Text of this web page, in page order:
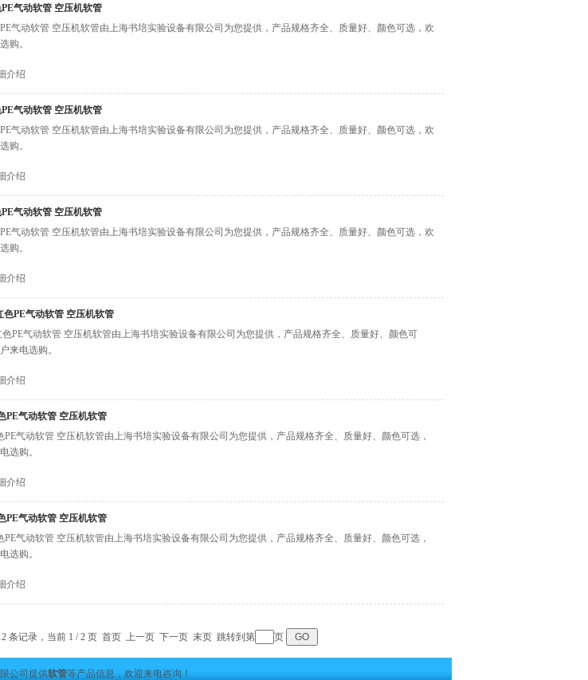
气动软管 空压机软管
气动软管 空压机软管由上海书培实验设备有限公司为您提供，产品规格齐全、质量好、颜色可选，欢
购。
介绍
气动软管 空压机软管
气动软管 空压机软管由上海书培实验设备有限公司为您提供，产品规格齐全、质量好、颜色可选，欢
购。
介绍
气动软管 空压机软管
气动软管 空压机软管由上海书培实验设备有限公司为您提供，产品规格齐全、质量好、颜色可选，欢
购。
介绍
色PE气动软管 空压机软管
色PE气动软管 空压机软管由上海书培实验设备有限公司为您提供，产品规格齐全、质量好、颜色可
来电选购。
介绍
PE气动软管 空压机软管
PE气动软管 空压机软管由上海书培实验设备有限公司为您提供，产品规格齐全、质量好、颜色可选，
选购。
介绍
PE气动软管 空压机软管
PE气动软管 空压机软管由上海书培实验设备有限公司为您提供，产品规格齐全、质量好、颜色可选，
选购。
介绍
条记录，当前 1 / 2 页 首页 上一页 下一页 末页 跳转到第 页
公司提供软管等产品信息，欢迎来电咨询！